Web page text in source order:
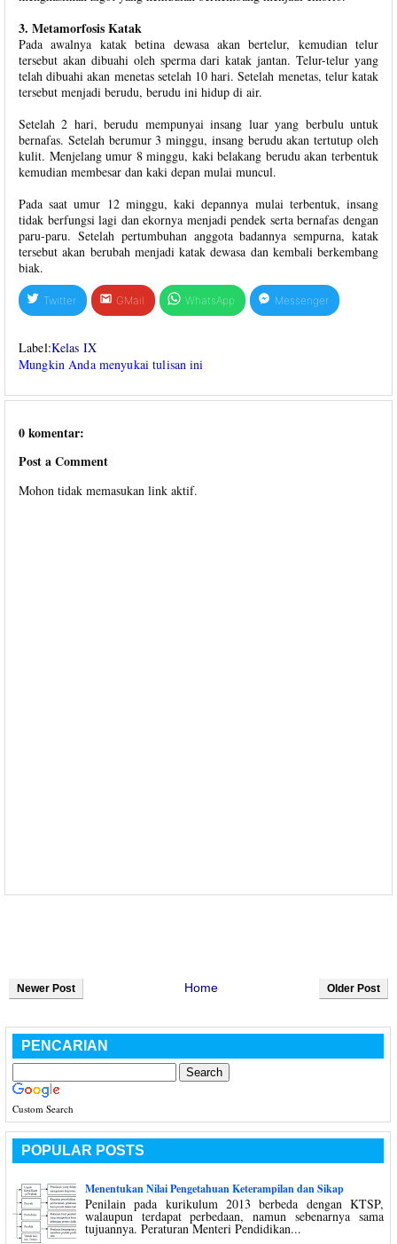
3. Metamorfosis Katak
Pada awalnya katak betina dewasa akan bertelur, kemudian telur
tersebut akan dibuahi oleh sperma dari katak jantan. Telur-telur yang
telah dibuahi akan menetas setelah 10 hari. Setelah menetas, telur katak
tersebut menjadi berudu, berudu ini hidup di air.
Setelah 2 hari, berudu mempunyai insang luar yang berbulu untuk
bernafas. Setelah berumur 3 minggu, insang berudu akan tertutup oleh
kulit. Menjelang umur 8 minggu, kaki belakang berudu akan terbentuk
kemudian membesar dan kaki depan mulai muncul.
Pada saat umur 12 minggu, kaki depannya mulai terbentuk, insang
tidak berfungsi lagi dan ekornya menjadi pendek serta bernafas dengan
paru-paru. Setelah pertumbuhan anggota badannya sempurna, katak
tersebut akan berubah menjadi katak dewasa dan kembali berkembang
biak.
Twitter GMail WhatsApp Messenger
Label:Kelas IX
Mungkin Anda menyukai tulisan ini
0 komentar:
Post a Comment
Mohon tidak memasukan link aktif.
Newer Post Older Post
Home
PENCARIAN
Custom Search
POPULAR POSTS
Menentukan Nilai Pengetahuan Keterampilan dan Sikap
Penilain pada kurikulum 2013 berbeda dengan KTSP,
walaupun terdapat perbedaan, namun sebenarnya sama
tujuannya. Peraturan Menteri Pendidikan...